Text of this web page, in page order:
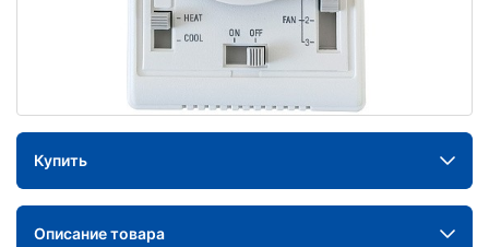
Купить
Описание товара